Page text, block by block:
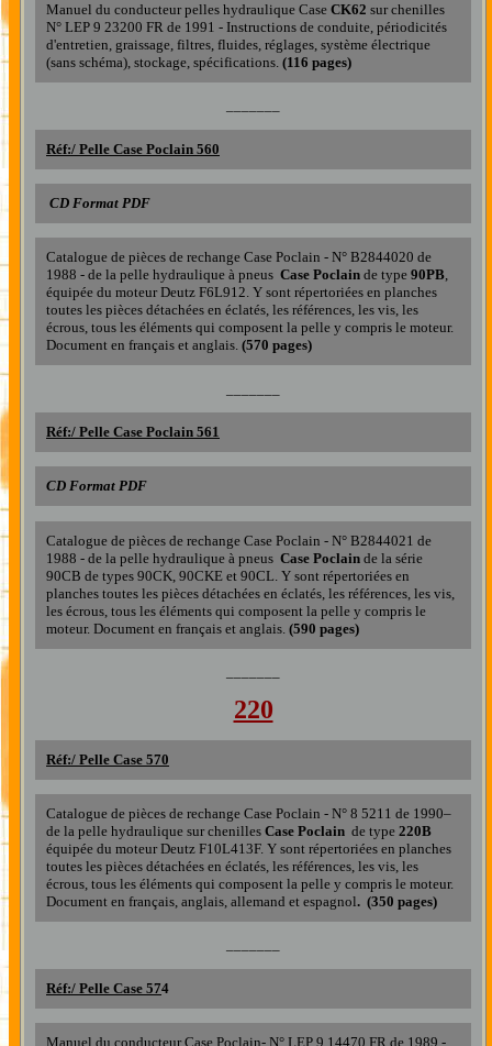
Manuel du conducteur pelles hydraulique Case CK62 sur chenilles
N° LEP 9 23200 FR de 1991 - Instructions de conduite, périodicités
d'entretien, graissage, filtres, fluides, réglages, système électrique
(sans schéma), stockage, spécifications. (116 pages)
Réf:/ Pelle Case Poclain 560
CD Format PDF
Catalogue de pièces de rechange Case Poclain - N° B2844020 de
1988 - de la pelle hydraulique à pneus Case Poclain de type 90PB,
équipée du moteur Deutz F6L912. Y sont répertoriées en planches
toutes les pièces détachées en éclatés, les références, les vis, les
écrous, tous les éléments qui composent la pelle y compris le moteur.
Document en français et anglais. (570 pages)
Réf:/ Pelle Case Poclain 561
CD Format PDF
Catalogue de pièces de rechange Case Poclain - N° B2844021 de
1988 - de la pelle hydraulique à pneus Case Poclain de la série
90CB de types 90CK, 90CKE et 90CL. Y sont répertoriées en
planches toutes les pièces détachées en éclatés, les références, les vis,
les écrous, tous les éléments qui composent la pelle y compris le
moteur. Document en français et anglais. (590 pages)
220
Réf:/ Pelle Case 570
Catalogue de pièces de rechange Case Poclain - N° 8 5211 de 1990–
de la pelle hydraulique sur chenilles Case Poclain de type 220B
équipée du moteur Deutz F10L413F. Y sont répertoriées en planches
toutes les pièces détachées en éclatés, les références, les vis, les
écrous, tous les éléments qui composent la pelle y compris le moteur.
Document en français, anglais, allemand et espagnol. (350 pages)
Réf:/ Pelle Case 574
Manuel du conducteur Case Poclain- N° LEP 9 14470 FR de 1989 -